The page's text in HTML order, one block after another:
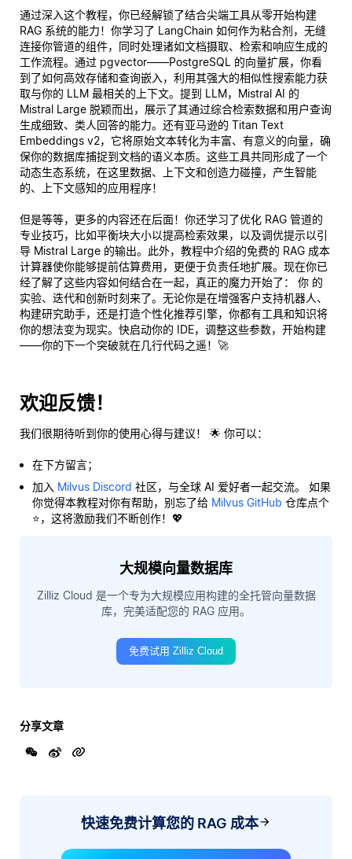
通过深入这个教程，你已经解锁了结合尖端工具从零开始构建
RAG 系统的能力！你学习了 LangChain 如何作为粘合剂，无缝
连接你管道的组件，同时处理诸如文档摄取、检索和响应生成的
工作流程。通过 pgvector——PostgreSQL 的向量扩展，你看
到了如何高效存储和查询嵌入，利用其强大的相似性搜索能力获
取与你的 LLM 最相关的上下文。提到 LLM，Mistral AI 的
Mistral Large 脱颖而出，展示了其通过综合检索数据和用户查询
生成细致、类人回答的能力。还有亚马逊的 Titan Text
Embeddings v2，它将原始文本转化为丰富、有意义的向量，确
保你的数据库捕捉到文档的语义本质。这些工具共同形成了一个
动态生态系统，在这里数据、上下文和创造力碰撞，产生智能
的、上下文感知的应用程序！
但是等等，更多的内容还在后面！你还学习了优化 RAG 管道的
专业技巧，比如平衡块大小以提高检索效果，以及调优提示以引
导 Mistral Large 的输出。此外，教程中介绍的免费的 RAG 成本
计算器使你能够提前估算费用，更便于负责任地扩展。现在你已
经了解了这些内容如何结合在一起，真正的魔力开始了： 你 的
实验、迭代和创新时刻来了。无论你是在增强客户支持机器人、
构建研究助手，还是打造个性化推荐引擎，你都有工具和知识将
你的想法变为现实。快启动你的 IDE，调整这些参数，开始构建
——你的下一个突破就在几行代码之遥！🚀
欢迎反馈！
我们很期待听到你的使用心得与建议！ 🌟 你可以：
在下方留言；
加入 Milvus Discord 社区，与全球 AI 爱好者一起交流。 如果
你觉得本教程对你有帮助，别忘了给 Milvus GitHub 仓库点个
⭐，这将激励我们不断创作！💖
大规模向量数据库
Zilliz Cloud 是一个专为大规模应用构建的全托管向量数据
库，完美适配您的 RAG 应用。
免费试用 Zilliz Cloud
分享文章
快速免费计算您的 RAG 成本